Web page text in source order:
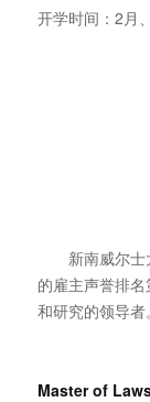
开学时间：2月
新南威尔
的雇主声誉排
和研究的领导者
Master of